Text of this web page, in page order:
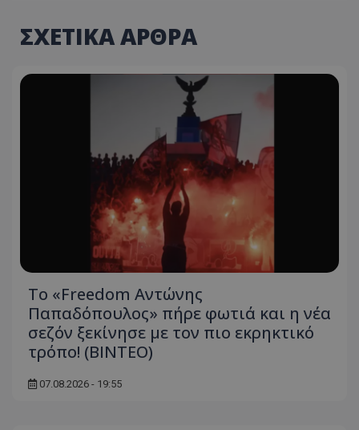
ΣΧΕΤΙΚΑ ΑΡΘΡΑ
Το «Freedom Αντώνης
Παπαδόπουλος» πήρε φωτιά και η νέα
σεζόν ξεκίνησε με τον πιο εκρηκτικό
τρόπο! (ΒΙΝΤΕΟ)
07.08.2026 - 19:55